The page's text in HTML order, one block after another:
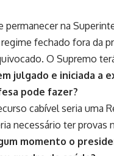
permanecer na
fechado fora da
O Supremo
julgado e iniciada a
pode fazer?
cabível seria uma
necessário ter provas
momento o